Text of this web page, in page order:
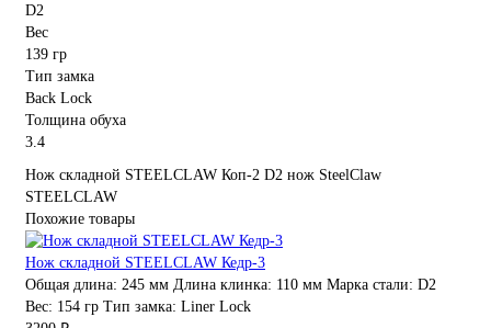
D2
Вес
139 гр
Тип замка
Back Lock
Толщина обуха
3.4
Нож складной STEELCLAW Коп-2 D2 нож SteelClaw
STEELCLAW
Похожие товары
Нож складной STEELCLAW Кедр-3
Общая длина: 245 мм Длина клинка: 110 мм Марка стали: D2
Вес: 154 гр Тип замка: Liner Lock